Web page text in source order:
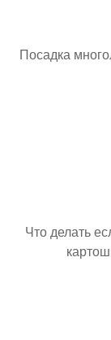
Посадка
Что делать